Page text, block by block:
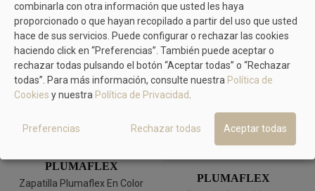
Zapatilla Toalla Mujer Abierta
De Puntera
22,00 € 25,00 €
Zapatilla Tipo Chinela Color
Gris Y Rosa
22,00 €
PLUMAFLEX
Zapatilla Plumaflex En Color
PLUMAFLEX
combinarla con otra información que usted les haya
proporcionado o que hayan recopilado a partir del uso que usted
hace de sus servicios. Puede configurar o rechazar las cookies
haciendo click en “Preferencias”. También puede aceptar o
rechazar todas pulsando el botón “Aceptar todas” o “Rechazar
todas”. Para más información, consulte nuestra Política de
Cookies y nuestra Política de Privacidad.
Preferencias Rechazar todas Aceptar todas